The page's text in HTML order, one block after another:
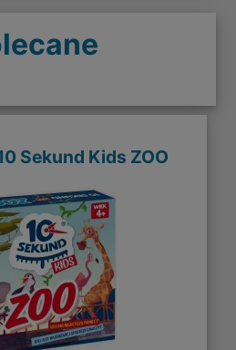
Sekund Kids ZOO